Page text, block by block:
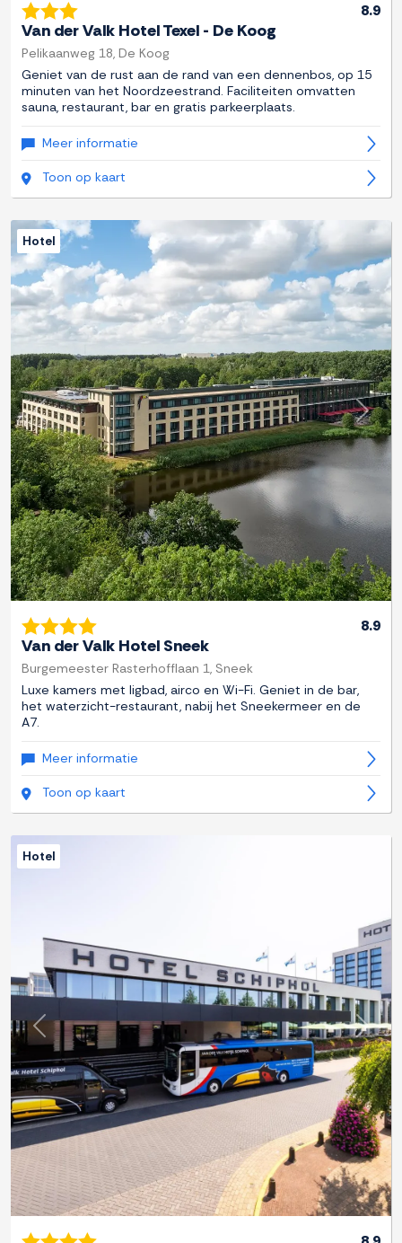
8.9
Van der Valk Hotel Texel - De Koog
Pelikaanweg 18, De Koog
Geniet van de rust aan de rand van een dennenbos, op 15
minuten van het Noordzeestrand. Faciliteiten omvatten
sauna, restaurant, bar en gratis parkeerplaats.
Meer informatie
Toon op kaart
Previous Next
Hotel
8.9
Van der Valk Hotel Sneek
Burgemeester Rasterhofflaan 1, Sneek
Luxe kamers met ligbad, airco en Wi-Fi. Geniet in de bar,
het waterzicht-restaurant, nabij het Sneekermeer en de
A7.
Meer informatie
Toon op kaart
Previous Next
Hotel